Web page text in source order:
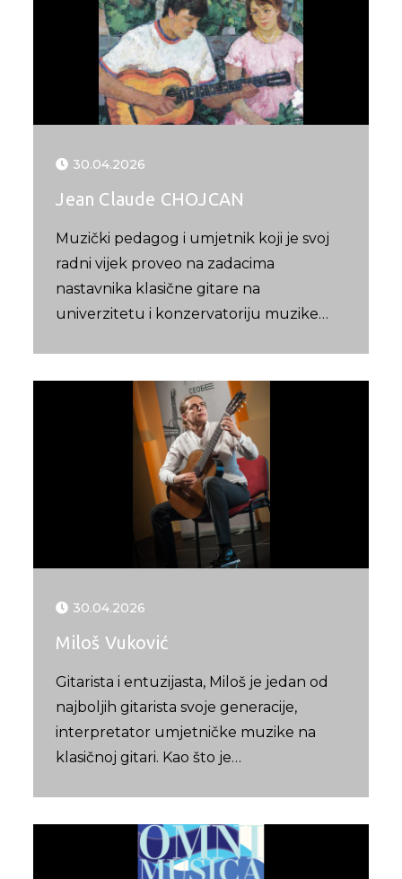
30.04.2026
Jean Claude CHOJCAN
Muzički pedagog i umjetnik koji je svoj
radni vijek proveo na zadacima
nastavnika klasične gitare na
univerzitetu i konzervatoriju muzike…
30.04.2026
Miloš Vuković
Gitarista i entuzijasta, Miloš je jedan od
najboljih gitarista svoje generacije,
interpretator umjetničke muzike na
klasičnoj gitari. Kao što je…